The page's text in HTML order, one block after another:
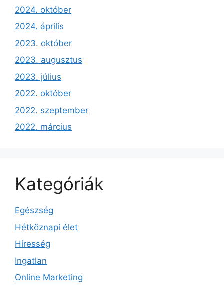
2024. október
2024. április
2023. október
2023. augusztus
2023. július
2022. október
2022. szeptember
2022. március
Kategóriák
Egészség
Hétköznapi élet
Híresség
Ingatlan
Online Marketing